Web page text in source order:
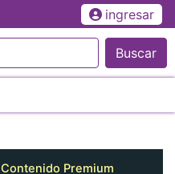
ingresar
Buscar
Contenido Premium